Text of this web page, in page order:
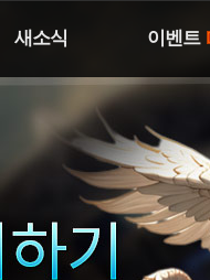
새소식 이벤트